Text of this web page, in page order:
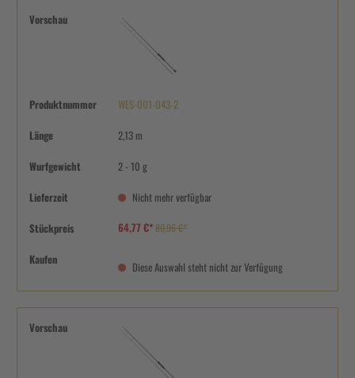
Vorschau
Produktnummer WES-001-043-2
Länge 2,13 m
Wurfgewicht 2 - 10 g
Lieferzeit Nicht mehr verfügbar
Stückpreis 64,77 €*80,96 €*
Kaufen
Diese Auswahl steht nicht zur Verfügung
Vorschau